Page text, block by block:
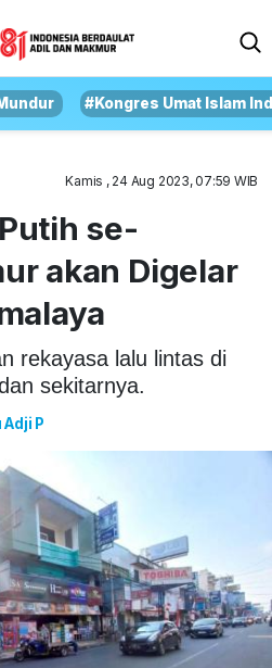
#Kongres Umat Islam
Kamis , 24 Aug 2023, 07:59 WIB
se-
akan Digelar
rekayasa lalu lintas di
sekitarnya.
Adji P